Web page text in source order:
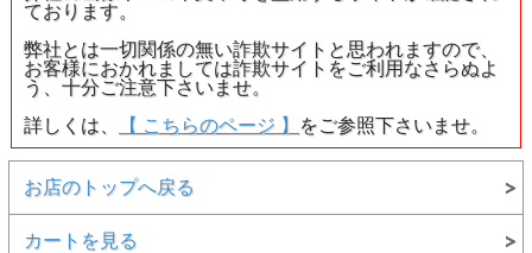
ております。
弊社とは一切関係の無い詐欺サイトと思われますので、
お客様におかれましては詐欺サイトをご利用なさらぬよ
う、十分ご注意下さいませ。
詳しくは、
【 こちらのページ 】 をご参照下さいませ。
お店のトップへ戻る
カートを見る